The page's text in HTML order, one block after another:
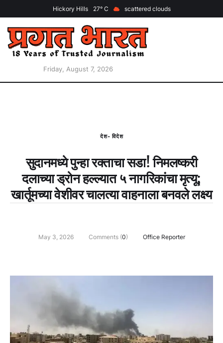
Hickory Hills 27 scattered clouds
Friday, August 7, 2026
देश- विदेश
सुदानमध्ये पुन्हा रक्ताचा सडा! निमलष्करी
दलाच्या ड्रोन हल्ल्यात ५ नागरिकांचा मृत्यू;
खार्तूमच्या वेशीवर चालत्या वाहनाला बनवले लक्ष्य
May 3, 2026 Comments (0) Office Reporter